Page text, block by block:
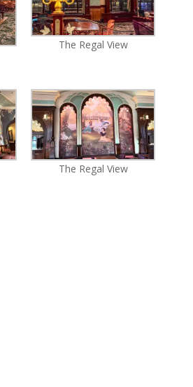
The Regal View
The Regal View